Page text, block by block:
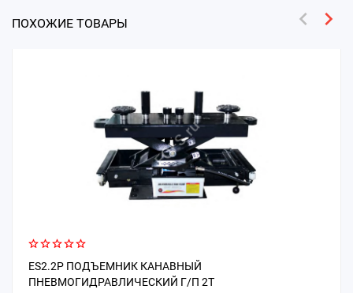
ПОХОЖИЕ ТОВАРЫ
ES2.2P ПОДЪЕМНИК КАНАВНЫЙ
ПНЕВМОГИДРАВЛИЧЕСКИЙ Г/П 2Т